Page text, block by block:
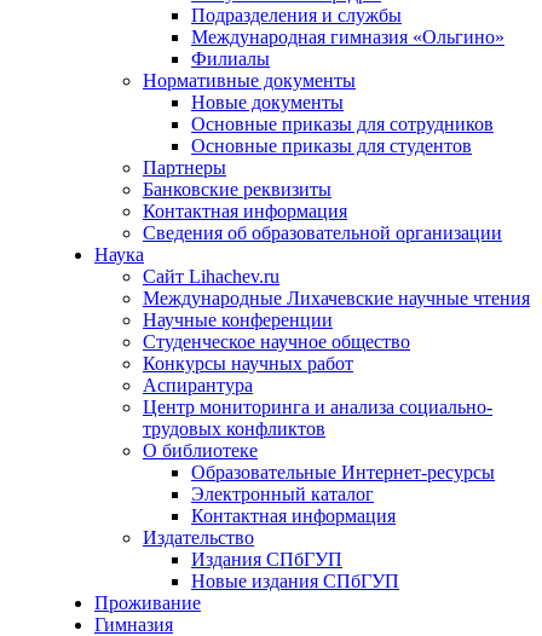
Подразделения и службы
Международная гимназия «Ольгино»
Филиалы
Нормативные документы
Новые документы
Основные приказы для сотрудников
Основные приказы для студентов
Партнеры
Банковские реквизиты
Контактная информация
Сведения об образовательной организации
Наука
Сайт Lihachev.ru
Международные Лихачевские научные чтения
Научные конференции
Студенческое научное общество
Конкурсы научных работ
Аспирантура
Центр мониторинга и анализа социально-
трудовых конфликтов
О библиотеке
Образовательные Интернет-ресурсы
Электронный каталог
Контактная информация
Издательство
Издания СПбГУП
Новые издания СПбГУП
Проживание
Гимназия